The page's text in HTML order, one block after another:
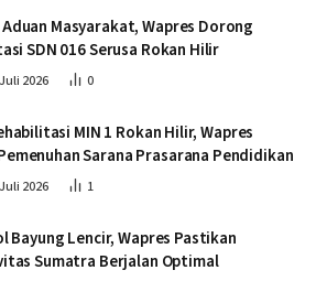
Masyarakat, Wapres Dorong
SDN 016 Serusa Rokan Hilir
2026 0
MIN 1 Rokan Hilir, Wapres
Sarana Prasarana Pendidikan
2026 1
Bayung Lencir, Wapres Pastikan
Sumatra Berjalan Optimal